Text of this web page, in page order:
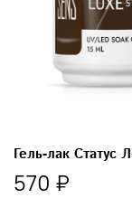
Гель-лак Статус
570 ₽